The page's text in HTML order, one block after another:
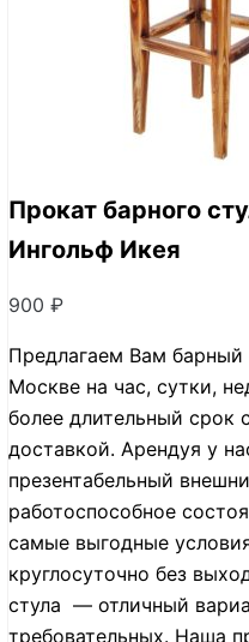
Прокат барного
Ингольф Икея
900 ₽
Предлагаем Вам барный
Москве на час, сутки,
более длительный срок
доставкой. Арендуя у
презентабельный
работоспособное
самые выгодные
круглосуточно без
стула — отличный
требовательных. Наша